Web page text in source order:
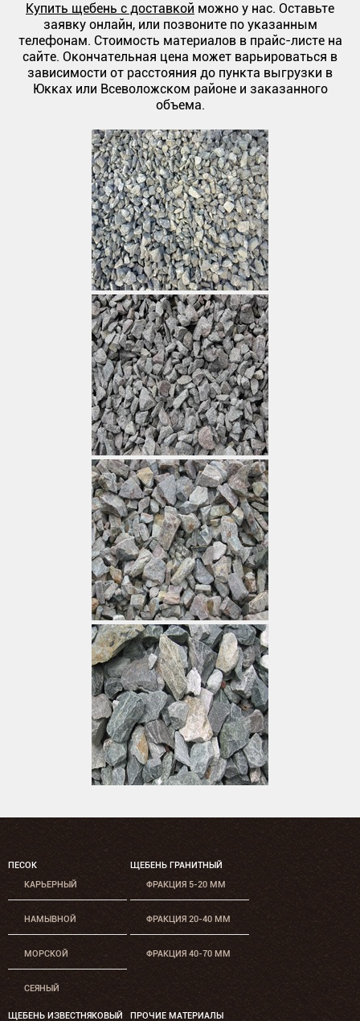
Купить щебень с доставкой можно у нас. Оставьте
заявку онлайн, или позвоните по указанным
телефонам. Стоимость материалов в прайс-листе на
сайте. Окончательная цена может варьироваться в
зависимости от расстояния до пункта выгрузки в
Юкках или Всеволожском районе и заказанного
объема.
ПЕСОК
КАРЬЕРНЫЙ
НАМЫВНОЙ
МОРСКОЙ
СЕЯНЫЙ
ЩЕБЕНЬ ГРАНИТНЫЙ
ФРАКЦИЯ 5-20 ММ
ФРАКЦИЯ 20-40 ММ
ФРАКЦИЯ 40-70 ММ
ЩЕБЕНЬ ИЗВЕСТНЯКОВЫЙ ПРОЧИЕ МАТЕРИАЛЫ